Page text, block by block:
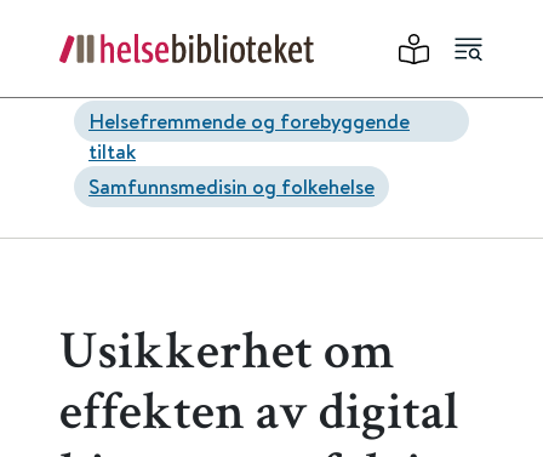
Helsefremmende og forebyggende
tiltak
Samfunnsmedisin og folkehelse
Usikkerhet om
effekten av digital